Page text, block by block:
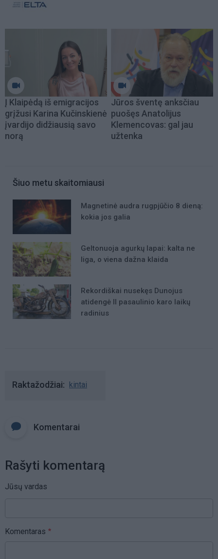
Į Klaipėdą iš emigracijos
grįžusi Karina Kučinskienė
įvardijo didžiausią savo
norą
Jūros šventę anksčiau
puošęs Anatolijus
Klemencovas: gal jau
užtenka
Šiuo metu skaitomiausi
Magnetinė audra rugpjūčio 8 dieną:
kokia jos galia
Geltonuoja agurkų lapai: kalta ne
liga, o viena dažna klaida
Rekordiškai nusekęs Dunojus
atidengė II pasaulinio karo laikų
radinius
Raktažodžiai kintai
Komentarai
Rašyti komentarą
Jūsų vardas
Komentaras